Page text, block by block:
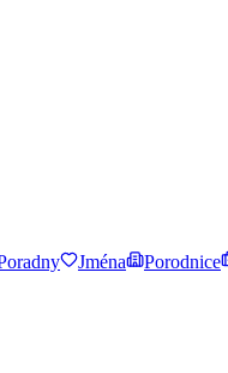
Jména Porodnice